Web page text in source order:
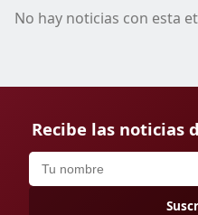
No hay noticias con esta
Recibe las noticias